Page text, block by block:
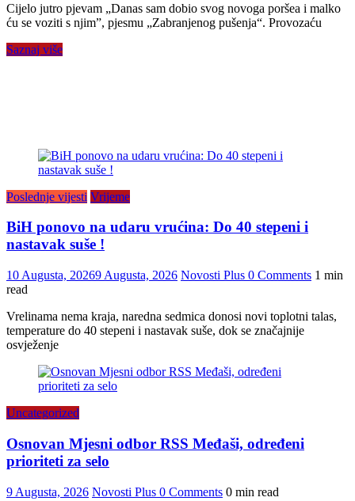
Cijelo jutro pjevam „Danas sam dobio svog novoga poršea i malko
ću se voziti s njim”, pjesmu „Zabranjenog pušenja“. Provozaću
Saznaj više
Poslednje vijesti Vrijeme
BiH ponovo na udaru vrućina: Do 40 stepeni i
nastavak suše !
10 Augusta, 20269 Augusta, 2026 Novosti Plus 0 Comments 1 min
read
Vrelinama nema kraja, naredna sedmica donosi novi toplotni talas,
temperature do 40 stepeni i nastavak suše, dok se značajnije
osvježenje
Uncategorized
Osnovan Mjesni odbor RSS Međaši, određeni
prioriteti za selo
9 Augusta, 2026 Novosti Plus 0 Comments 0 min read